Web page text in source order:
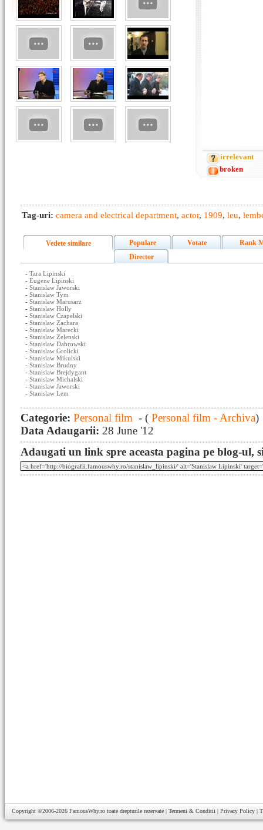
irrelevant
broken
Tag-uri: camera and electrical department, actor, 1909, leu,
Vedete similare Populare Votate
Rank
Director
- Tara Lipinski
- Eugene Lipinski
- Stanislaw Jaworski
- Stanislaw Tym
- Stanislaw Marusarz
- Stanislaw Holly
- Stanislaw Czapelski
- Stanislaw Zachara
- Stanislaw Marecki
- Stanislaw Zelenski
- Stanislaw Dabrowski
- Stanislaw Grolicki
- Stanislaw Mikulski
- Stanislaw Brudny
- Stanislaw Brejdygant
- Stanislaw Michalski
- Stanislaw Jaworski
- Stanislaw Lem
Categorie: Personal film - ( Personal film - Archiva)
Data Adaugarii: 28 June '12
Adaugati un link spre aceasta pagina pe blog-ul,
Copyright ©2006-2026 FamousWhy.ro toate drepturile rezervate | Termeni & Conditii | Privacy Policy |